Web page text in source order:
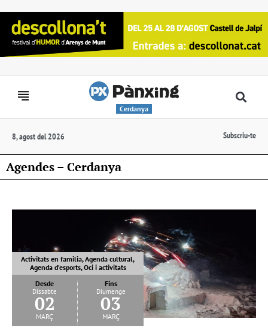
Cerdanya
8, agost del 2026 Subscriu-te
Agendes – Cerdanya
Activitats en familia, Agenda cultural,
Agenda d’esports, Oci i activitats
Desde
Dissabte
02
març
Fins
Diumenge
03
març